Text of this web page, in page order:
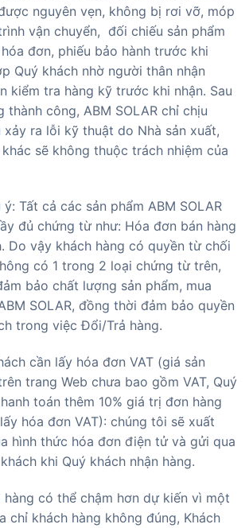
nguyên vẹn, không bị rơi vỡ, móp
vận chuyển, đối chiếu sản phẩm
đơn, phiếu bảo hành trước khi
Quý khách nhờ người thân nhận
kiểm tra hàng kỹ trước khi nhận. Sau
thành công, ABM SOLAR chỉ chịu
xảy ra lỗi kỹ thuật do Nhà sản xuất,
sẽ không thuộc trách nhiệm của
Tất cả các sản phẩm ABM SOLAR
đủ chứng từ như: Hóa đơn bán hàng
Do vậy khách hàng có quyền từ chối
có 1 trong 2 loại chứng từ trên,
bảo chất lượng sản phẩm, mua
SOLAR, đồng thời đảm bảo quyền
trong việc Đổi/Trả hàng.
cần lấy hóa đơn VAT (giá sản
trang Web chưa bao gồm VAT, Quý
toán thêm 10% giá trị đơn hàng
hóa đơn VAT): chúng tôi sẽ xuất
hình thức hóa đơn điện tử và gửi qua
khi Quý khách nhận hàng.
hàng có thể chậm hơn dự kiến vì một
chỉ khách hàng không đúng, Khách